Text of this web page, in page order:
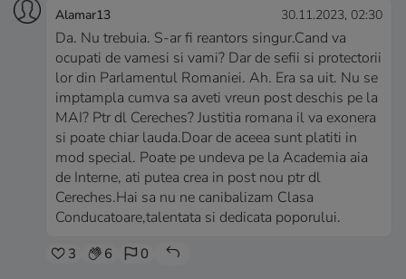
Alamar13 30.11.2023, 02:30
Da. Nu trebuia. S-ar fi reantors singur.Cand va
ocupati de vamesi si vami? Dar de sefii si protectorii
lor din Parlamentul Romaniei. Ah. Era sa uit. Nu se
imptampla cumva sa aveti vreun post deschis pe la
MAI? Ptr dl Cereches? Justitia romana il va exonera
si poate chiar lauda.Doar de aceea sunt platiti in
mod special. Poate pe undeva pe la Academia aia
de Interne, ati putea crea in post nou ptr dl
Cereches.Hai sa nu ne canibalizam Clasa
Conducatoare,talentata si dedicata poporului.
3 6 0